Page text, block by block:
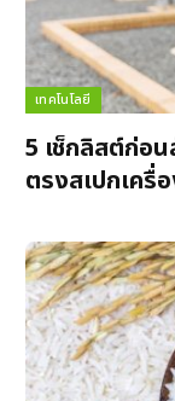
เทคโนโลยี
5 เช็กลิสต์ก่อน
ตรงสเปกเครื่